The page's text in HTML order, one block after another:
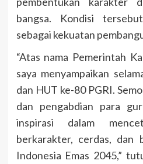
bangsa. Kondisi
sebagai kekuatan
“Atas nama Pemerintah
saya menyampaikan
dan HUT ke-80 PGRI.
dan pengabdian para
inspirasi dalam
berkarakter, cerdas, dan
Indonesia Emas 2045,”